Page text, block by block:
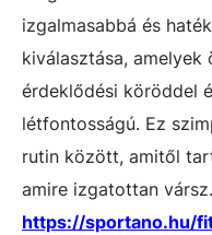
izgalmasabbá és
kiválasztása, amelyek
érdeklődési köröddel
létfontosságú. Ez
rutin között, amitől
amire izgatottan
https://sportano.hu/